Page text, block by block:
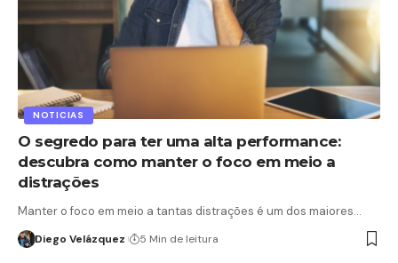
NOTICIAS
O segredo para ter uma alta performance:
descubra como manter o foco em meio a
distrações
Manter o foco em meio a tantas distrações é um dos maiores…
Diego Velázquez 5 Min de leitura